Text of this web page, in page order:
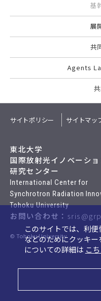
基
展
共
Agents
サイトポリシー サイトマッ
東北大学
国際放射光イノベーシ
研究センター
International Center for
Synchrotron Radiation
Tohoku University
お問い合わせ：
© Tohoku University
このサイトでは、利
などのためにクッキー
についての詳細は こ